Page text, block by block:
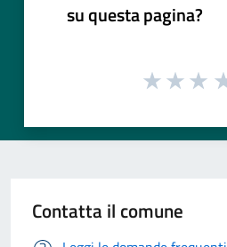
su questa pagina?
Contatta il comune